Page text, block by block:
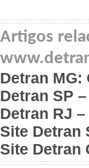
Artigos
Detran MG:
Detran SP
Detran RJ
Site Detran
Site Detran